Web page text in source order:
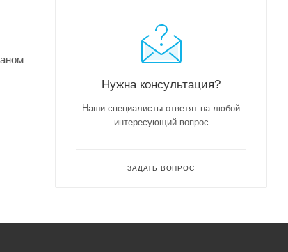
Нужна консультация?
Наши специалисты ответят на любой
интересующий вопрос
ЗАДАТЬ ВОПРОС